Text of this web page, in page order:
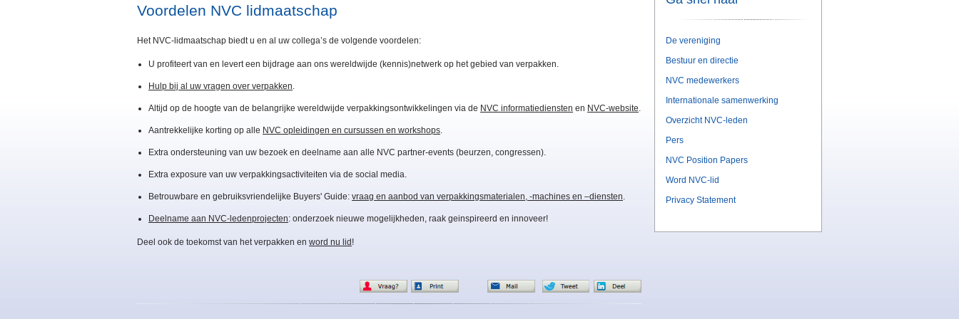
Voordelen NVC lidmaatschap
Het NVC-lidmaatschap biedt u en al uw collega’s de volgende voordelen:
U profiteert van en levert een bijdrage aan ons wereldwijde (kennis)netwerk op het gebied van verpakken.
Hulp bij al uw vragen over verpakken.
Altijd op de hoogte van de belangrijke wereldwijde verpakkingsontwikkelingen via de NVC informatiediensten en NVC-website.
Aantrekkelijke korting op alle NVC opleidingen en cursussen en workshops.
Extra ondersteuning van uw bezoek en deelname aan alle NVC partner-events (beurzen, congressen).
Extra exposure van uw verpakkingsactiviteiten via de social media.
Betrouwbare en gebruiksvriendelijke Buyers' Guide: vraag en aanbod van verpakkingsmaterialen, -machines en –diensten.
Deelname aan NVC-ledenprojecten: onderzoek nieuwe mogelijkheden, raak geinspireerd en innoveer!
Deel ook de toekomst van het verpakken en word nu lid !
De vereniging
Bestuur en directie
NVC medewerkers
Internationale samenwerking
Overzicht NVC-leden
Pers
NVC Position Papers
Word NVC-lid
Privacy Statement